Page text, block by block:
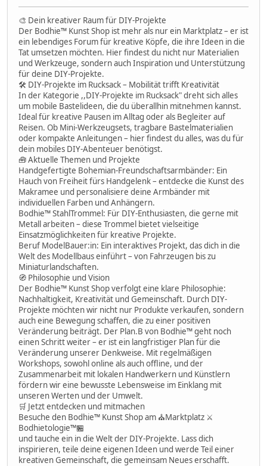
🎨 Dein kreativer Raum für DIY-Projekte
Der Bodhie™ Kunst Shop ist mehr als nur ein Marktplatz – er ist
ein lebendiges Forum für kreative Köpfe, die ihre Ideen in die
Tat umsetzen möchten. Hier findest du nicht nur Materialien
und Werkzeuge, sondern auch Inspiration und Unterstützung
für deine DIY-Projekte.
🛠 DIY-Projekte im Rucksack – Mobilität trifft Kreativität
In der Kategorie ,,DIY-Projekte im Rucksack" dreht sich alles
um mobile Bastelideen, die du überallhin mitnehmen kannst.
Ideal für kreative Pausen im Alltag oder als Begleiter auf
Reisen. Ob Mini-Werkzeugsets, tragbare Bastelmaterialien
oder kompakte Anleitungen – hier findest du alles, was du für
dein mobiles DIY-Abenteuer benötigst.
🧰 Aktuelle Themen und Projekte
Handgefertigte Bohemian-Freundschaftsarmbänder: Ein
Hauch von Freiheit fürs Handgelenk – entdecke die Kunst des
Makramee und personalisiere deine Armbänder mit
individuellen Farben und Anhängern.
Bodhie™ StahlTrommel: Für DIY-Enthusiasten, die gerne mit
Metall arbeiten – diese Trommel bietet vielseitige
Einsatzmöglichkeiten für kreative Projekte.
Beruf ModelBauer:in: Ein interaktives Projekt, das dich in die
Welt des Modellbaus einführt – von Fahrzeugen bis zu
Miniaturlandschaften.
🧭 Philosophie und Vision
Der Bodhie™ Kunst Shop verfolgt eine klare Philosophie:
Nachhaltigkeit, Kreativität und Gemeinschaft. Durch DIY-
Projekte möchten wir nicht nur Produkte verkaufen, sondern
auch eine Bewegung schaffen, die zu einer positiven
Veränderung beiträgt. Der Plan.B von Bodhie™ geht noch
einen Schritt weiter – er ist ein langfristiger Plan für die
Veränderung unserer Denkweise. Mit regelmäßigen
Workshops, sowohl online als auch offline, und der
Zusammenarbeit mit lokalen Handwerkern und Künstlern
fördern wir eine bewusste Lebensweise im Einklang mit
unseren Werten und der Umwelt.
🛒 Jetzt entdecken und mitmachen
Besuche den Bodhie™ Kunst Shop am ⛪Marktplatz ⚔
Bodhietologie™🏪
und tauche ein in die Welt der DIY-Projekte. Lass dich
inspirieren, teile deine eigenen Ideen und werde Teil einer
kreativen Gemeinschaft, die gemeinsam Neues erschafft.